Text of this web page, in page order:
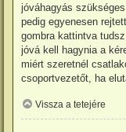
jóváhagyás
pedig egyenesen
gombra kattintva
jóvá kell hagynia a
miért szeretnél
csoportvezetőt, ha
Vissza a tetejére